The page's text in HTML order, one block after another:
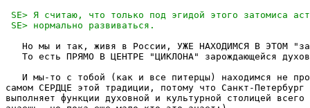
Но мы и так, живя в России, УЖЕ НАХОДИМСЯ В ЭТОМ
То есть ПРЯМО В ЦЕНТРЕ "ЦИКЛОНА" зарождающейся
И мы-то с тобой (как и все питерцы) находимся не
самом СЕРДЦЕ этой традиции, потому что Санкт-Петербург
выполняет функции духовной и культурной столицей